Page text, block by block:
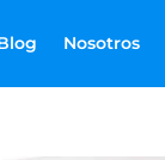
Nosotros